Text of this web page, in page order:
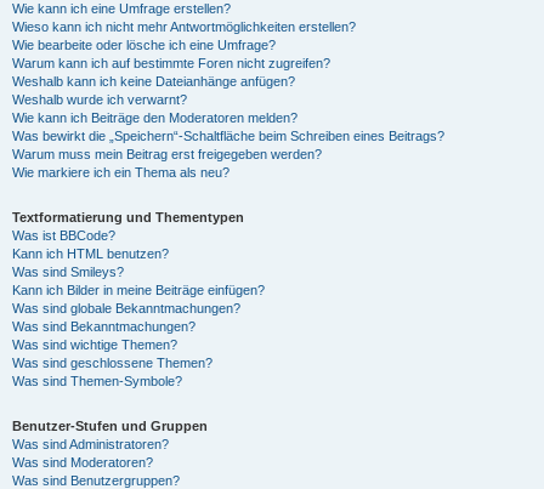
Wie kann ich eine Umfrage erstellen?
Wieso kann ich nicht mehr Antwortmöglichkeiten erstellen?
Wie bearbeite oder lösche ich eine Umfrage?
Warum kann ich auf bestimmte Foren nicht zugreifen?
Weshalb kann ich keine Dateianhänge anfügen?
Weshalb wurde ich verwarnt?
Wie kann ich Beiträge den Moderatoren melden?
Was bewirkt die „Speichern“-Schaltfläche beim Schreiben eines Beitrags?
Warum muss mein Beitrag erst freigegeben werden?
Wie markiere ich ein Thema als neu?
Textformatierung und Thementypen
Was ist BBCode?
Kann ich HTML benutzen?
Was sind Smileys?
Kann ich Bilder in meine Beiträge einfügen?
Was sind globale Bekanntmachungen?
Was sind Bekanntmachungen?
Was sind wichtige Themen?
Was sind geschlossene Themen?
Was sind Themen-Symbole?
Benutzer-Stufen und Gruppen
Was sind Administratoren?
Was sind Moderatoren?
Was sind Benutzergruppen?